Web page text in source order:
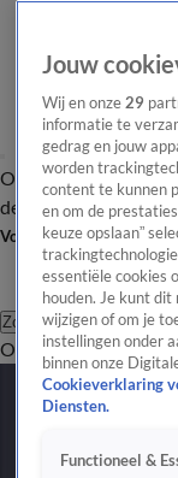
Overzicht
de redactie
Volg Shownieuws
Zoeken
Overzicht
Alle
25 okt 2024, 13:05
Jouw
Wij en onze 29
informatie te
gedrag en jouw
worden
content te kunnen
en om de
keuze opslaan”
essentiële cookies
houden. Je kunt
wijzigen of om je
instellingen onder
binnen onze
Cookieverklaring
Diensten.
Functioneel &